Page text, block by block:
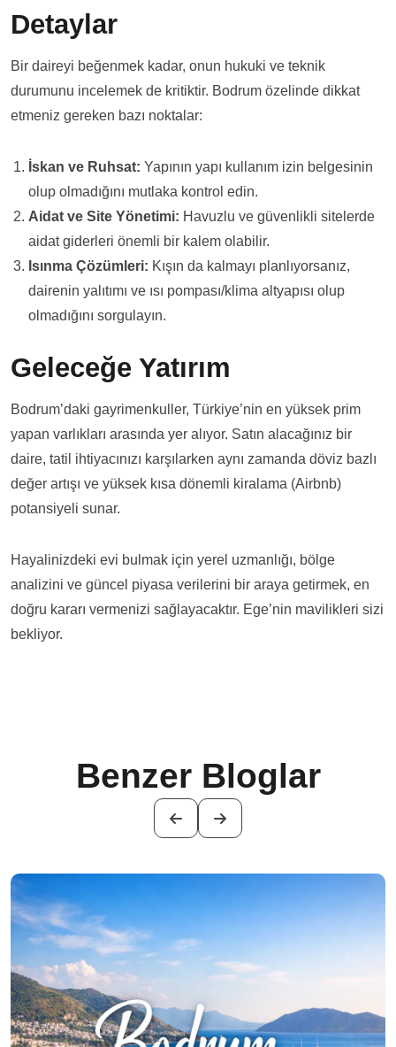
Detaylar
Bir daireyi beğenmek kadar, onun hukuki ve teknik
durumunu incelemek de kritiktir. Bodrum özelinde dikkat
etmeniz gereken bazı noktalar:
İskan ve Ruhsat: Yapının yapı kullanım izin belgesinin
olup olmadığını mutlaka kontrol edin.
Aidat ve Site Yönetimi: Havuzlu ve güvenlikli sitelerde
aidat giderleri önemli bir kalem olabilir.
Isınma Çözümleri: Kışın da kalmayı planlıyorsanız,
dairenin yalıtımı ve ısı pompası/klima altyapısı olup
olmadığını sorgulayın.
Geleceğe Yatırım
Bodrum’daki gayrimenkuller, Türkiye’nin en yüksek prim
yapan varlıkları arasında yer alıyor. Satın alacağınız bir
daire, tatil ihtiyacınızı karşılarken aynı zamanda döviz bazlı
değer artışı ve yüksek kısa dönemli kiralama (Airbnb)
potansiyeli sunar.
Hayalinizdeki evi bulmak için yerel uzmanlığı, bölge
analizini ve güncel piyasa verilerini bir araya getirmek, en
doğru kararı vermenizi sağlayacaktır. Ege’nin mavilikleri sizi
bekliyor.
Benzer Bloglar